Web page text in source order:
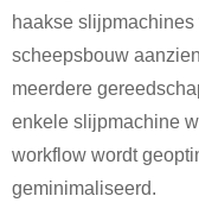
haakse
scheepsbouw
meerdere
enkele slijpmachine
workflow wordt
geminimaliseerd.